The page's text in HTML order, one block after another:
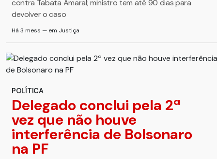
contra Tabata Amaral; ministro tem até 90 dias para
devolver o caso
Há 3 mess — em Justiça
POLÍTICA
Delegado conclui pela 2ª
vez que não houve
interferência de Bolsonaro
na PF